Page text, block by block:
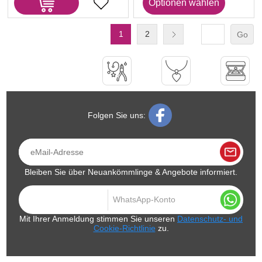
1 2 Go
Folgen Sie uns:
Bleiben Sie über Neuankömmlinge & Angebote informiert.
Mit Ihrer Anmeldung stimmen Sie unseren Datenschutz- und
Cookie-Richtlinie zu.